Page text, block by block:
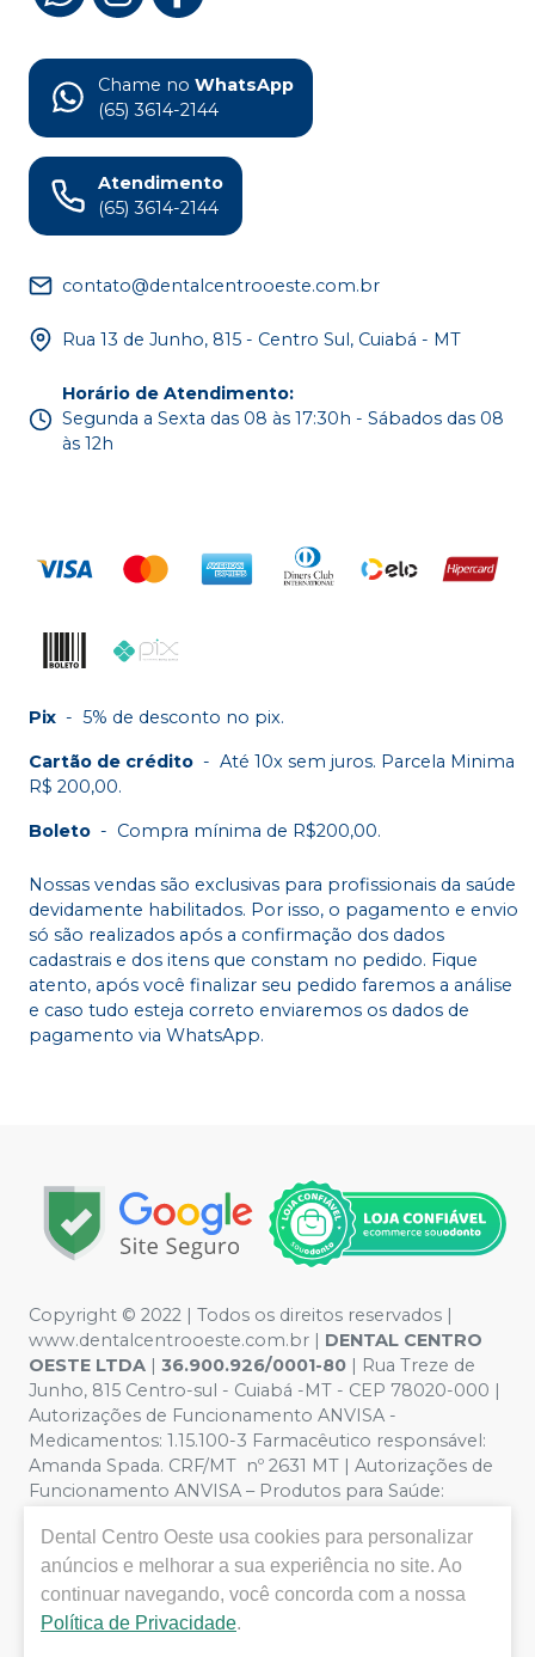
Chame no WhatsApp
(65) 3614-2144
Atendimento
(65) 3614-2144
contato@dentalcentrooeste.com.br
Rua 13 de Junho, 815 - Centro Sul, Cuiabá - MT
Horário de Atendimento:
Segunda a Sexta das 08 às 17:30h - Sábados das 08
às 12h
Pix - 5% de desconto no pix.
Cartão de crédito - Até 10x sem juros. Parcela Minima
R$ 200,00.
Boleto - Compra mínima de R$200,00.
Nossas vendas são exclusivas para profissionais da saúde
devidamente habilitados. Por isso, o pagamento e envio
só são realizados após a confirmação dos dados
cadastrais e dos itens que constam no pedido. Fique
atento, após você finalizar seu pedido faremos a análise
e caso tudo esteja correto enviaremos os dados de
pagamento via WhatsApp.
Copyright © 2022 | Todos os direitos reservados |
www.dentalcentrooeste.com.br | DENTAL CENTRO
OESTE LTDA | 36.900.926/0001-80 | Rua Treze de
Junho, 815 Centro-sul - Cuiabá -MT - CEP 78020-000 |
Autorizações de Funcionamento ANVISA -
Medicamentos: 1.15.100-3 Farmacêutico responsável:
Amanda Spada. CRF/MT nº 2631 MT | Autorizações de
Funcionamento ANVISA – Produtos para Saúde:
Segurança - Fotos meramente ilustrativas - Os preços e
condições da loja virtual estão sujeitos a alterações. Em
caso de divergência de preços no site, o valor válido é o
do Carrinho de Compra. Não vendemos por atacado,
Dental Centro Oeste usa cookies para personalizar
anúncios e melhorar a sua experiência no site. Ao
continuar navegando, você concorda com a nossa
Política de Privacidade.